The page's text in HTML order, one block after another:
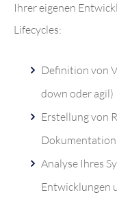
Ihrer eigenen
Lifecycles:
Definition von
down oder agil)
Erstellung von
Dokumentation
Analyse Ihres
Entwicklungen